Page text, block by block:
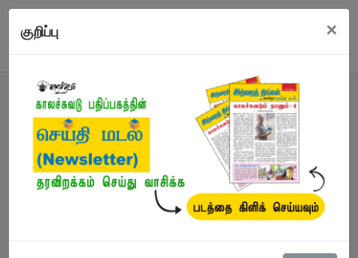
குறிப்பு ×
நூல்கள் / நாவல் கதீட்ரல்